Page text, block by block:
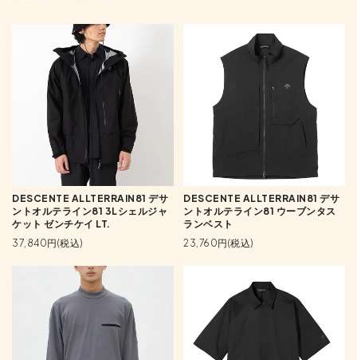
DESCENTE ALLTERRAIN81 デサ
ントオルテライン81 3Lシェルジャ
ケット ゼンチケイ LT.
37,840円(税込)
DESCENTE ALLTERRAIN81 デサ
ントオルテライン81 ウーブンタス
ランベスト
23,760円(税込)